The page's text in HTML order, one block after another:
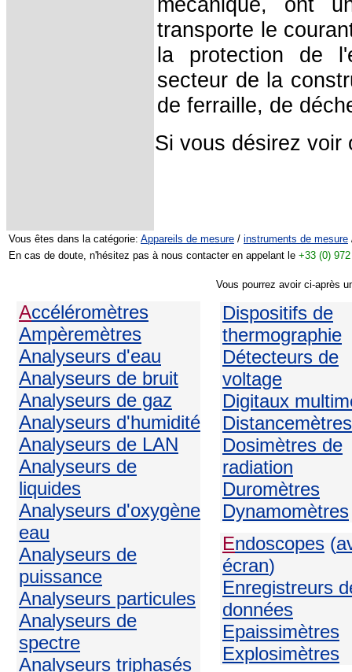
transporte le
la protection de
secteur de la
de ferraille, de
Si vous désirez voir
Vous êtes dans la catégorie: Appareils de mesure / instruments de mesure
En cas de doute, n'hésitez pas à nous contacter en appelant le +33 (0)
Vous pourrez avoir ci-après
Accéléromètres
Ampèremètres
Analyseurs d'eau
Analyseurs de bruit
Analyseurs de gaz
Analyseurs d'humidité
Analyseurs de LAN
Analyseurs de
liquides
Analyseurs d'oxygène
eau
Analyseurs de
puissance
Analyseurs particules
Analyseurs de
spectre
Analyseurs triphasés
Dispositifs de
thermographie
Détecteurs de
voltage
Digitaux
Distancemètres
Dosimètres de
radiation
Duromètres
Dynamomètres
Endoscopes (
écran)
Enregistreurs
données
Epaissimètres
Explosimètres